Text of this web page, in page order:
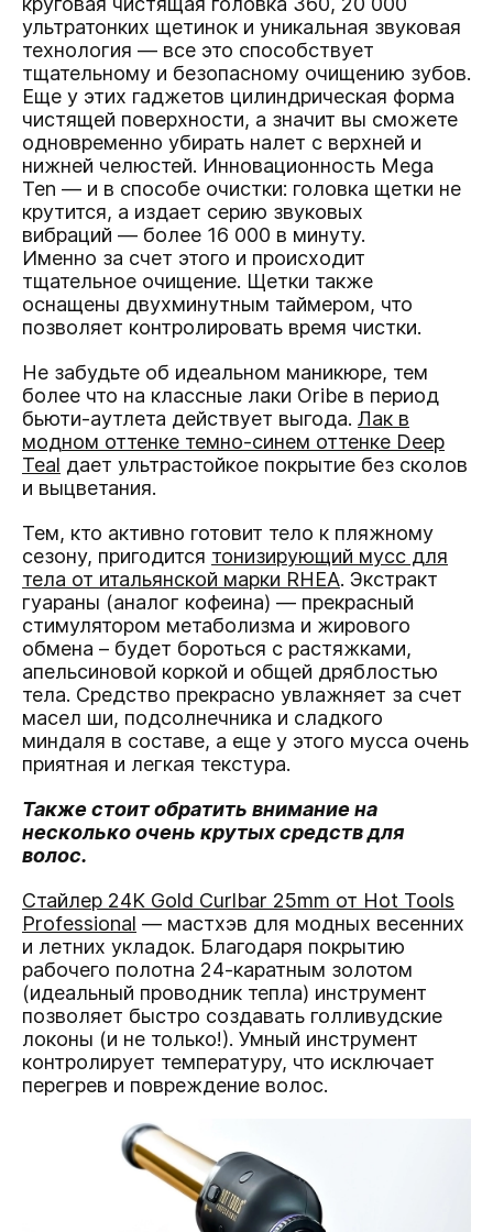
ультратонких щетинок и уникальная звуковая
технология — все это способствует
тщательному и безопасному очищению зубов.
Еще у этих гаджетов цилиндрическая форма
чистящей поверхности, а значит вы сможете
одновременно убирать налет с верхней и
нижней челюстей. Инновационность Mega
Ten — и в способе очистки: головка щетки не
крутится, а издает серию звуковых
вибраций — более 16 000 в минуту.
Именно за счет этого и происходит
тщательное очищение. Щетки также
оснащены двухминутным таймером, что
позволяет контролировать время чистки.
Не забудьте об идеальном маникюре, тем
более что на классные лаки Oribe в период
бьюти-аутлета действует выгода. Лак в
модном оттенке темно-синем оттенке Deep
Teal дает ультрастойкое покрытие без сколов
и выцветания.
Тем, кто активно готовит тело к пляжному
сезону, пригодится тонизирующий мусс для
тела от итальянской марки RHEA. Экстракт
гуараны (аналог кофеина) — прекрасный
стимулятором метаболизма и жирового
обмена – будет бороться с растяжками,
апельсиновой коркой и общей дряблостью
тела. Средство прекрасно увлажняет за счет
масел ши, подсолнечника и сладкого
миндаля в составе, а еще у этого мусса очень
приятная и легкая текстура.
Также стоит обратить внимание на
несколько очень крутых средств для
волос.
Стайлер 24K Gold Curlbar 25mm от Hot Tools
Professional — мастхэв для модных весенних
и летних укладок. Благодаря покрытию
рабочего полотна 24-каратным золотом
(идеальный проводник тепла) инструмент
позволяет быстро создавать голливудские
локоны (и не только!). Умный инструмент
контролирует температуру, что исключает
перегрев и повреждение волос.